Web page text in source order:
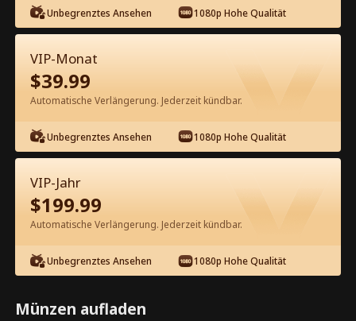
Kostenlos in der App ansehen
Episode 55 - Die Wunschliste der
Jungfrau Kompletter Film
1-50 51-82
55 56 58 59
Unbegrenztes Ansehen 1080p Hohe Qualität
VIP-Monat
$39.99
Automatische Verlängerung. Jederzeit kündbar.
Unbegrenztes Ansehen 1080p Hohe Qualität
VIP-Jahr
$199.99
Automatische Verlängerung. Jederzeit kündbar.
Unbegrenztes Ansehen 1080p Hohe Qualität
Münzen aufladen